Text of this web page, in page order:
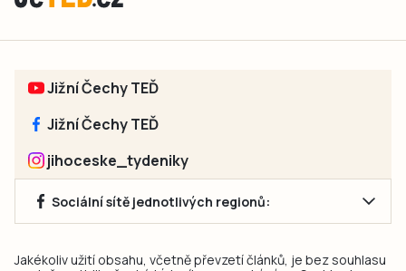
Jižní Čechy TEĎ
Jižní Čechy TEĎ
jihoceske_tydeniky
Sociální sítě jednotlivých regionů:
Jakékoliv užití obsahu, včetně převzetí článků, je bez souhlasu